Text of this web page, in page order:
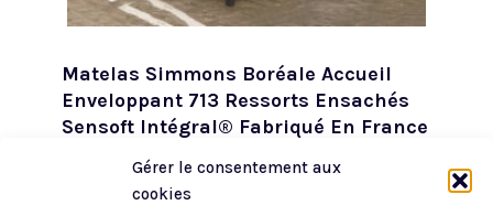
Gérer le consentement aux
cookies
Matelas Simmons Boréale Accueil
Enveloppant 713 Ressorts Ensachés
Sensoft Intégral® Fabriqué En France
Matelas BORÉALE Accueil Enveloppant 713
Ressorts Ensachés Sensoft Intégral® Fabriqué